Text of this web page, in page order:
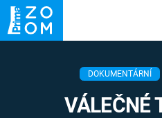
ZRÁDCI UFO
VETŘELCI
DOKUMENTÁRNÍ
VÁLEČNÉ